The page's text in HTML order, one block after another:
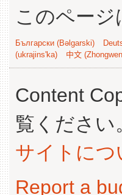
このペー
Български (Bəlgarski)
(ukrajins'ka)
中文
Content
覧ください
サイトに
Report a